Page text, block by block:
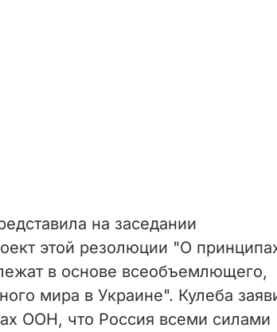
на заседании
этой резолюции "О
в основе всеобъемлющего,
мира в Украине". Кулеба
ООН, что Россия всеми силами